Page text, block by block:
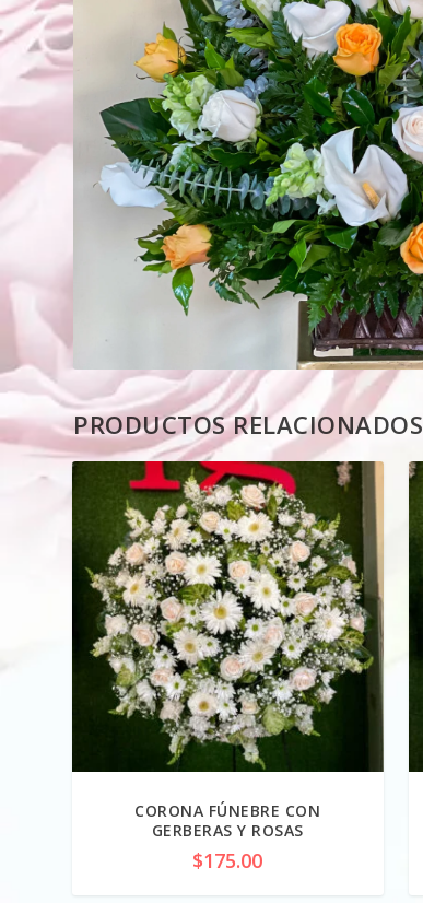
PRODUCTOS RELACIONADOS
CORONA FÚNEBRE CON
GERBERAS Y ROSAS
$175.00